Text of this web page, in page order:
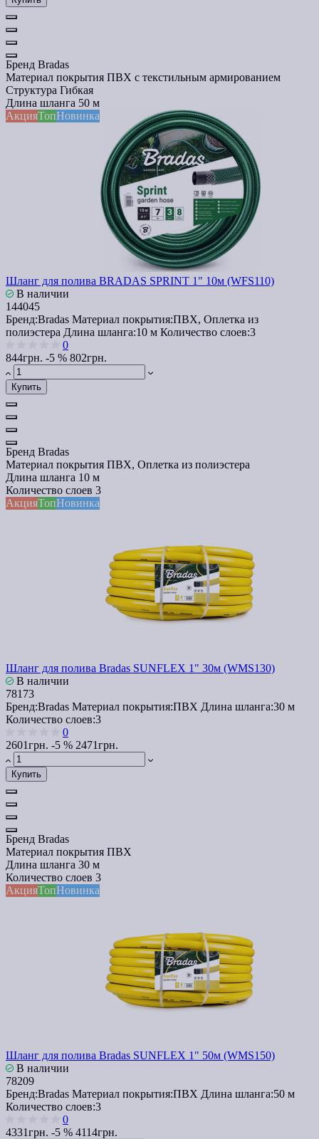
Бренд Bradas
Материал покрытия ПВХ с текстильным армированием
Структура Гибкая
Длина шланга 50 м
АкцияТопНовинка
Шланг для полива BRADAS SPRINT 1" 10м (WFS110)
В наличии
144045
Бренд:Bradas Материал покрытия:ПВХ, Оплетка из
полиэстера Длина шланга:10 м Количество слоев:3
0
844грн. -5 % 802грн.
Купить
Бренд Bradas
Материал покрытия ПВХ, Оплетка из полиэстера
Длина шланга 10 м
Количество слоев 3
АкцияТопНовинка
Шланг для полива Bradas SUNFLEX 1" 30м (WMS130)
В наличии
78173
Бренд:Bradas Материал покрытия:ПВХ Длина шланга:30 м
Количество слоев:3
0
2601грн. -5 % 2471грн.
Купить
Бренд Bradas
Материал покрытия ПВХ
Длина шланга 30 м
Количество слоев 3
АкцияТопНовинка
Шланг для полива Bradas SUNFLEX 1" 50м (WMS150)
В наличии
78209
Бренд:Bradas Материал покрытия:ПВХ Длина шланга:50 м
Количество слоев:3
0
4331грн. -5 % 4114грн.